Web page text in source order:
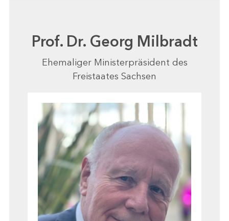
Prof. Dr. Georg Milbradt
Ehemaliger Ministerpräsident des
Freistaates Sachsen